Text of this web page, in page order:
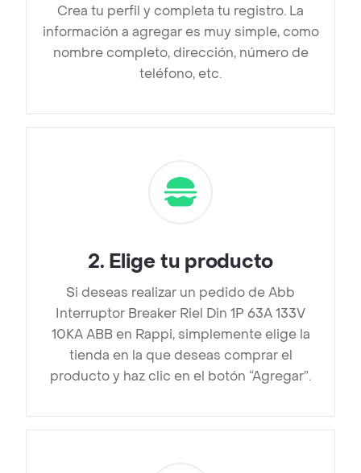
Crea tu perfil y completa tu registro. La
información a agregar es muy simple, como
nombre completo, dirección, número de
teléfono, etc.
2. Elige tu producto
Si deseas realizar un pedido de Abb
Interruptor Breaker Riel Din 1P 63A 133V
10KA ABB en Rappi, simplemente elige la
tienda en la que deseas comprar el
producto y haz clic en el botón “Agregar”.